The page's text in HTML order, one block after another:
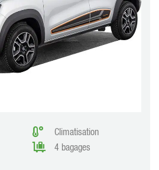
Climatisation
4 bagages